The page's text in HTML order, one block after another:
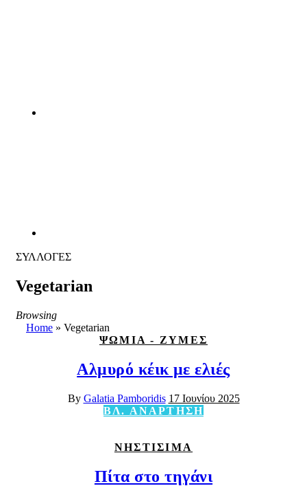
ΣΥΛΛΟΓΕΣ
Vegetarian
Browsing
Home » Vegetarian
ΨΩΜΙΑ - ΖΥΜΕΣ
Αλμυρό κέικ με ελιές
By Galatia Pamboridis 17 Ιουνίου 2025
ΒΛ. ΑΝΑΡΤΗΣΗ
ΝΗΣΤΙΣΙΜΑ
Πίτα στο τηγάνι